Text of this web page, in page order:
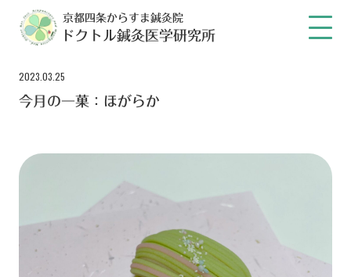
京都四条からすま鍼灸院
ドクトル鍼灸医学研究所
2023.03.25
今月の一菓：ほがらか